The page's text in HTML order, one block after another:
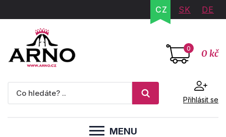
CZ SK DE
0 0 kč
Přihlásit se
MENU